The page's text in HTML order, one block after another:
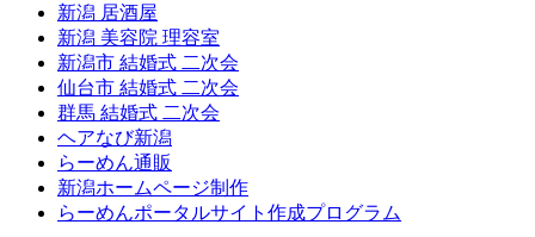
新潟 居酒屋
新潟 美容院 理容室
新潟市 結婚式 二次会
仙台市 結婚式 二次会
群馬 結婚式 二次会
ヘアなび新潟
らーめん通販
新潟ホームページ制作
らーめんポータルサイト作成プログラム